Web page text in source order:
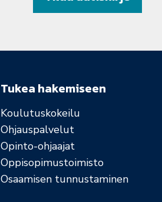
Tukea hakemiseen
Koulutuskokeilu
Ohjauspalvelut
Opinto-ohjaajat
Oppisopimustoimisto
Osaamisen tunnustaminen